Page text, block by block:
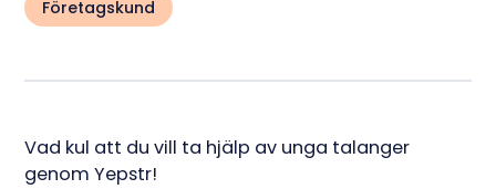
Företagskund
Vad kul att du vill ta hjälp av unga talanger
genom Yepstr!